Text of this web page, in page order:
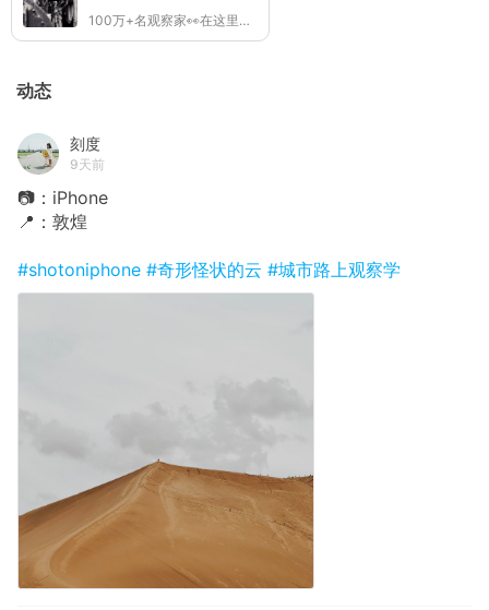
100万+名观察家👀在这里拍照记录生活
动态
刻度
9天前
📷：iPhone
📍：敦煌
#shotoniphone #奇形怪状的云 #城市路上观察学